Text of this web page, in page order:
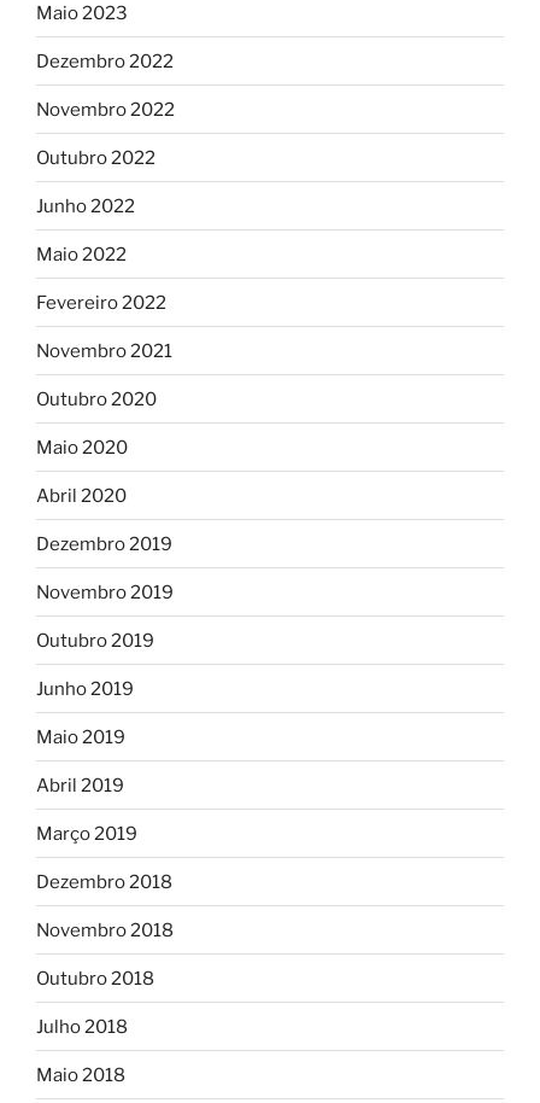
Maio 2023
Dezembro 2022
Novembro 2022
Outubro 2022
Junho 2022
Maio 2022
Fevereiro 2022
Novembro 2021
Outubro 2020
Maio 2020
Abril 2020
Dezembro 2019
Novembro 2019
Outubro 2019
Junho 2019
Maio 2019
Abril 2019
Março 2019
Dezembro 2018
Novembro 2018
Outubro 2018
Julho 2018
Maio 2018